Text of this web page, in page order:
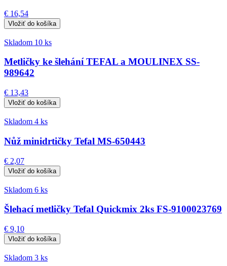
€ 16,54
Skladom 10 ks
Metličky ke šlehání TEFAL a MOULINEX SS-
989642
€ 13,43
Skladom 4 ks
Nůž minidrtičky Tefal MS-650443
€ 2,07
Skladom 6 ks
Šlehací metličky Tefal Quickmix 2ks FS-9100023769
€ 9,10
Skladom 3 ks